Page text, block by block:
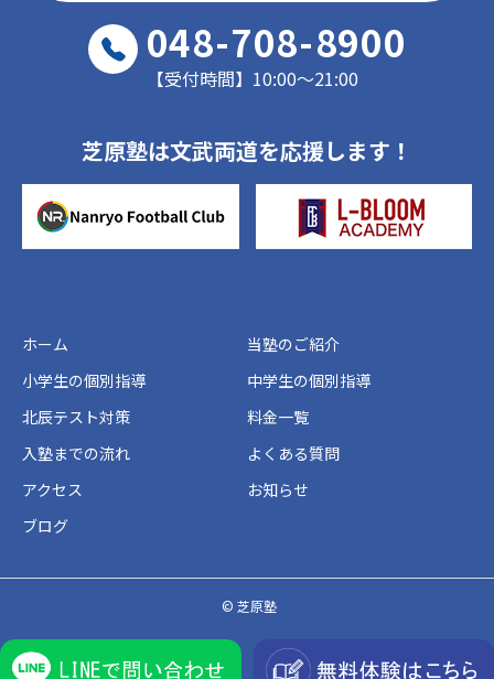
048-708-8900
【受付時間】10:00〜21:00
芝原塾は文武両道を応援します！
ホーム
当塾のご紹介
小学生の個別指導
中学生の個別指導
北辰テスト対策
料金一覧
入塾までの流れ
よくある質問
アクセス
お知らせ
ブログ
© 芝原塾